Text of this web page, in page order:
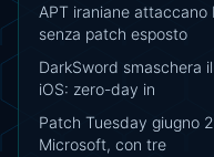
APT iraniane attaccano
senza patch esposto
DarkSword smaschera
iOS: zero-day in
Patch Tuesday giugno
Microsoft, con tre